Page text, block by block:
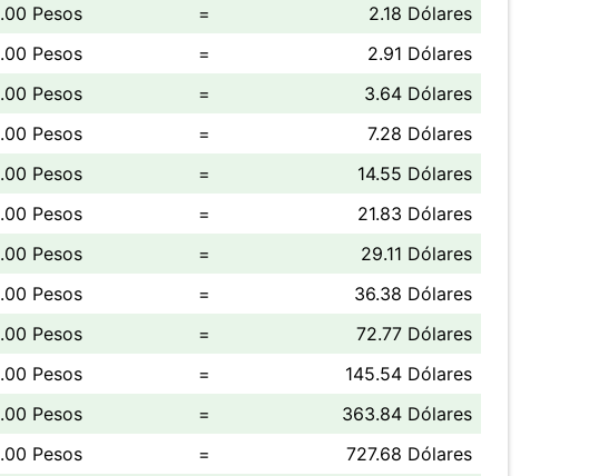
Pesos
=
2.18 Dólares
Pesos
=
2.91 Dólares
Pesos
=
3.64 Dólares
Pesos
=
7.28 Dólares
Pesos
=
14.55 Dólares
Pesos
=
21.83 Dólares
Pesos
=
29.11 Dólares
Pesos
=
36.38 Dólares
Pesos
=
72.77 Dólares
Pesos
=
145.54 Dólares
Pesos
=
363.84 Dólares
Pesos
= 727.68 Dólares